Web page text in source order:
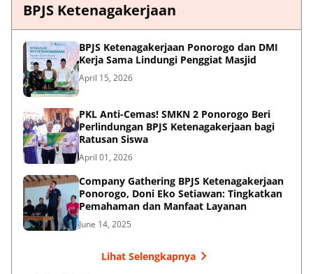
BPJS Ketenagakerjaan
BPJS Ketenagakerjaan Ponorogo dan DMI
Kerja Sama Lindungi Penggiat Masjid
April 15, 2026
PKL Anti-Cemas! SMKN 2 Ponorogo Beri
Perlindungan BPJS Ketenagakerjaan bagi
Ratusan Siswa
April 01, 2026
Company Gathering BPJS Ketenagakerjaan
Ponorogo, Doni Eko Setiawan: Tingkatkan
Pemahaman dan Manfaat Layanan
June 14, 2025
Lihat Selengkapnya